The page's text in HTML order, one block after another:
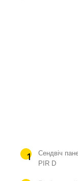
Сендвіч
PIR D